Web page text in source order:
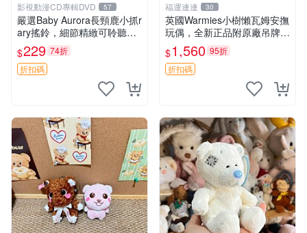
影視動漫CD專輯DVD 57
嚴選Baby Aurora長頸鹿小抓r
ary搖鈴，細節精緻可聆聽清
脆鈴音 軟萌可愛 定制紀念 金
屬搖鈴 新手媽咪推薦 長頸鹿
抓rary 搖鈴
$229 74折
折扣碼
福運連連 30
英國Warmies小樹懶瓦姆安撫
玩偶，全新正品附原廠吊牌與
防塵袋，內藏薰衣草可加熱，
適合各個年齡層，冷暖兩用享
受抱抱樂趣，不容錯過嚴選好
$1,560 95折
折扣碼